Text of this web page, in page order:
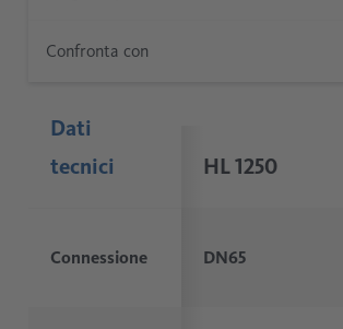
Dati
tecnici
Connessione
HL 1250
DN65